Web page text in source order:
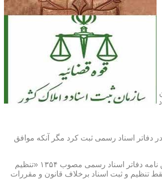
مقرر شده که هیچ سندی را نمی توان، تنظیم و در دفاتر اسناد رسمی ثبت کرد مگر آنکه موافق
ماده ۲۹ و ثبت اسناد رسمی: قانونگذار فقط تنظیم و ثبت اسناد برخلاف قانون و مقررات موضوعه را تخلف و مستوجب مجازات دانسته است ولی ماده ۲۹ آیین نامه دفاتر اسناد رسمی مصوب ۱۳۵۴ «تنظیم
تنظیم و ثبت اسناد برخلاف قانون و مقررات